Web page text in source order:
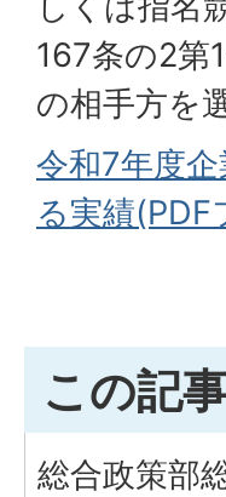
167条の2第
の相手方を
令和7年度
る実績(PDF
この記
総合政策部